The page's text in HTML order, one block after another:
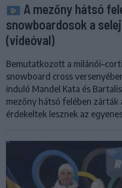
A mezőny hátsó
snowboardosok a
(videóval)
Bemutatkozott a
snowboard cross
induló Mandel Kata és
mezőny hátsó felében zárták
érdekeltek lesznek az